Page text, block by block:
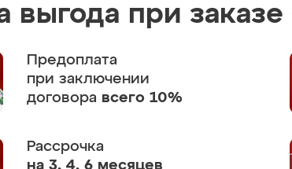
выгода при заказе
Предоплата
при заключении
договора всего 10%
Рассрочка
на 3, 4, 6 месяцев